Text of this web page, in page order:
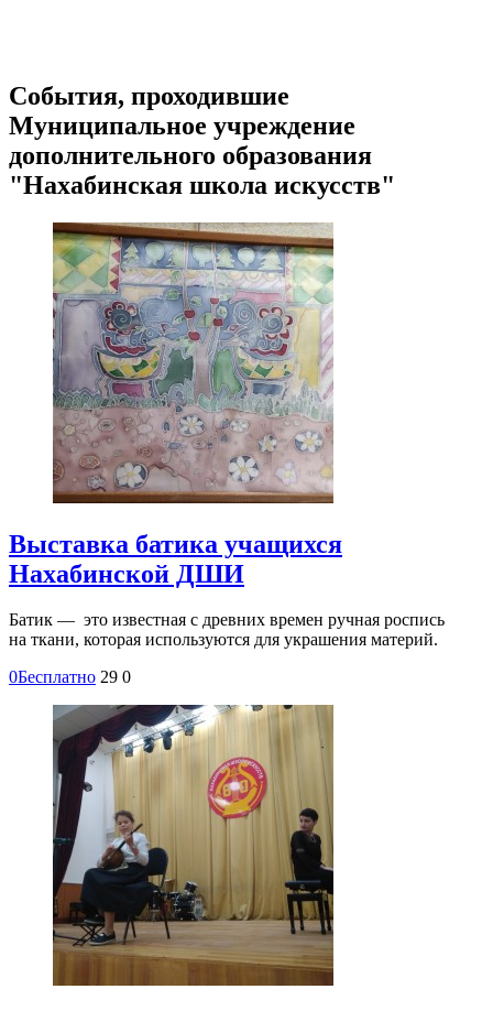
События, проходившие
Муниципальное учреждение
дополнительного образования
"Нахабинская школа искусств"
Выставка батика учащихся
Нахабинской ДШИ
Батик — это известная с древних времен ручная роспись
на ткани, которая используются для украшения материй.
0Бесплатно 29 0